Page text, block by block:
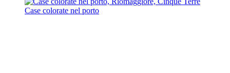
Case colorate nel porto